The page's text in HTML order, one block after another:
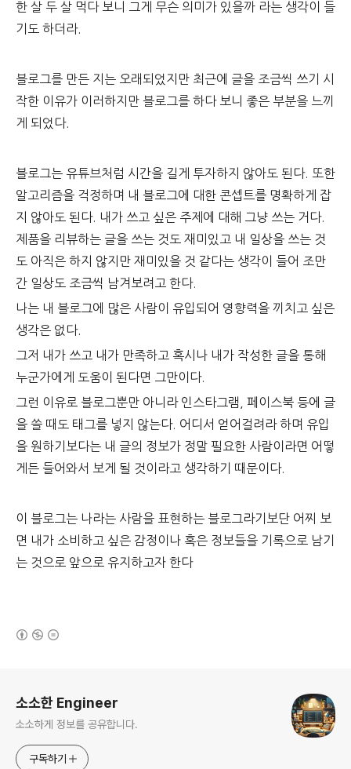
한 살 두 살 먹다 보니 그게 무슨 의미가 있을까 라는 생각이 들
기도 하더라.
블로그를 만든 지는 오래되었지만 최근에 글을 조금씩 쓰기 시
작한 이유가 이러하지만 블로그를 하다 보니 좋은 부분을 느끼
게 되었다.
블로그는 유튜브처럼 시간을 길게 투자하지 않아도 된다. 또한
알고리즘을 걱정하며 내 블로그에 대한 콘셉트를 명확하게 잡
지 않아도 된다. 내가 쓰고 싶은 주제에 대해 그냥 쓰는 거다.
제품을 리뷰하는 글을 쓰는 것도 재미있고 내 일상을 쓰는 것
도 아직은 하지 않지만 재미있을 것 같다는 생각이 들어 조만
간 일상도 조금씩 남겨보려고 한다.
나는 내 블로그에 많은 사람이 유입되어 영향력을 끼치고 싶은
생각은 없다.
그저 내가 쓰고 내가 만족하고 혹시나 내가 작성한 글을 통해
누군가에게 도움이 된다면 그만이다.
그런 이유로 블로그뿐만 아니라 인스타그램, 페이스북 등에 글
을 쓸 때도 태그를 넣지 않는다. 어디서 얻어걸려라 하며 유입
을 원하기보다는 내 글의 정보가 정말 필요한 사람이라면 어떻
게든 들어와서 보게 될 것이라고 생각하기 때문이다.
이 블로그는 나라는 사람을 표현하는 블로그라기보단 어찌 보
면 내가 소비하고 싶은 감정이나 혹은 정보들을 기록으로 남기
는 것으로 앞으로 유지하고자 한다
소소한 Engineer
소소하게 정보를 공유합니다.
구독하기